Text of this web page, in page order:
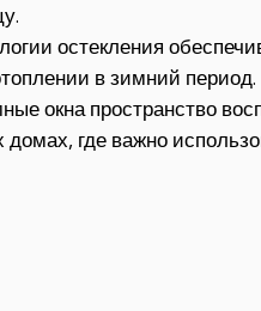
остекления
в зимний период.
окна пространство
где важно